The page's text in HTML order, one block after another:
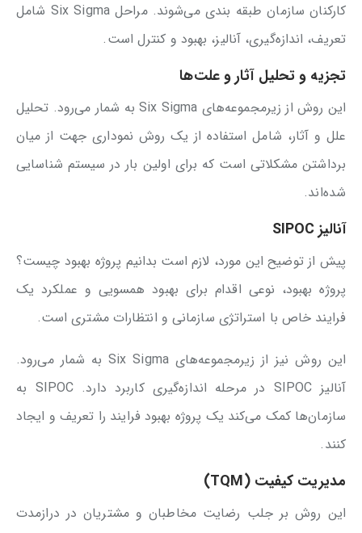
کارکنان سازمان طبقه بندی می‌شوند. مراحل Six Sigma شامل
تعریف، اندازه‌گیری، آنالیز، بهبود و کنترل است.
تجزیه و تحلیل آثار و علت‌ها
این روش از زیرمجموعه‌های Six Sigma به شمار می‌رود. تحلیل
علل و آثار، شامل استفاده از یک روش نموداری جهت از میان
برداشتن مشکلاتی است که برای اولین بار در سیستم شناسایی
شده‌اند.
آنالیز SIPOC
پیش از توضیح این مورد، لازم است بدانیم پروژه بهبود چیست؟
پروژه بهبود، نوعی اقدام برای بهبود همسویی و عملکرد یک
فرایند خاص با استراتژی سازمانی و انتظارات مشتری است.
این روش نیز از زیرمجموعه‌های Six Sigma به شمار می‌رود.
آنالیز SIPOC در مرحله اندازه‌گیری کاربرد دارد. SIPOC به
سازمان‌ها کمک می‌کند یک پروژه بهبود فرایند را تعریف و ایجاد
کنند.
مدیریت کیفیت (TQM)
این روش بر جلب رضایت مخاطبان و مشتریان در درازمدت